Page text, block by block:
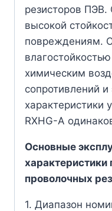
резисторов ПЭВ.
высокой
повреждениям.
химическим
сопротивлений и
характеристики
RXHG-A
Основные
проволочных
1. Диапазон